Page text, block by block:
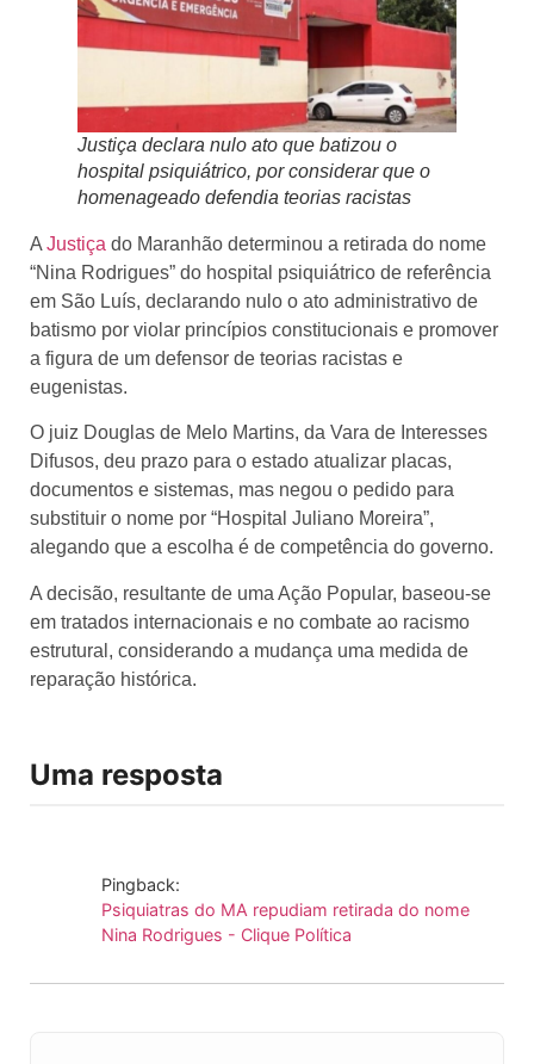
Justiça declara nulo ato que batizou o
hospital psiquiátrico, por considerar que o
homenageado defendia teorias racistas
A Justiça do Maranhão determinou a retirada do nome
“Nina Rodrigues” do hospital psiquiátrico de referência
em São Luís, declarando nulo o ato administrativo de
batismo por violar princípios constitucionais e promover
a figura de um defensor de teorias racistas e
eugenistas.
O juiz Douglas de Melo Martins, da Vara de Interesses
Difusos, deu prazo para o estado atualizar placas,
documentos e sistemas, mas negou o pedido para
substituir o nome por “Hospital Juliano Moreira”,
alegando que a escolha é de competência do governo.
A decisão, resultante de uma Ação Popular, baseou-se
em tratados internacionais e no combate ao racismo
estrutural, considerando a mudança uma medida de
reparação histórica.
Uma resposta
Pingback:
Psiquiatras do MA repudiam retirada do nome
Nina Rodrigues - Clique Política